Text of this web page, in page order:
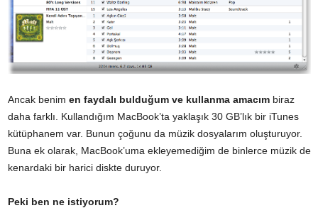
Ancak benim en faydalı bulduğum ve kullanma amacım biraz
daha farklı. Kullandığım MacBook’ta yaklaşık 30 GB’lık bir iTunes
kütüphanem var. Bunun çoğunu da müzik dosyalarım oluşturuyor.
Buna ek olarak, MacBook’uma ekleyemediğim de binlerce müzik de
kenardaki bir harici diskte duruyor.
Peki ben ne istiyorum?